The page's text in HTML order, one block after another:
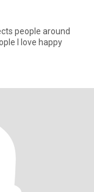
people around
I love happy